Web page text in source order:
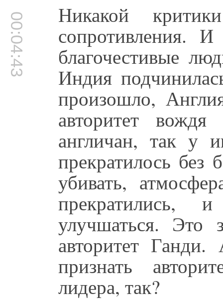
00:04:43 Никакой
сопротивления.
благочестивые
Индия
произошло,
авторитет
англичан, так у
прекратилось без
убивать,
прекратились,
улучшаться. Это
авторитет
признать
лидера, так?